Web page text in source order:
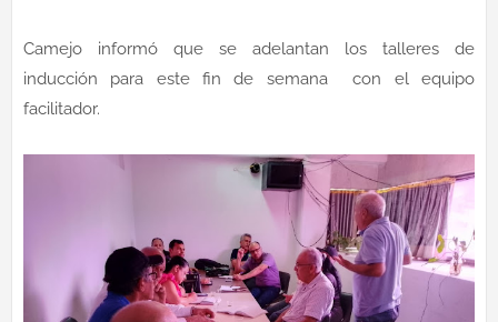
Camejo informó que se adelantan los talleres de
inducción para este fin de semana con el equipo
facilitador.